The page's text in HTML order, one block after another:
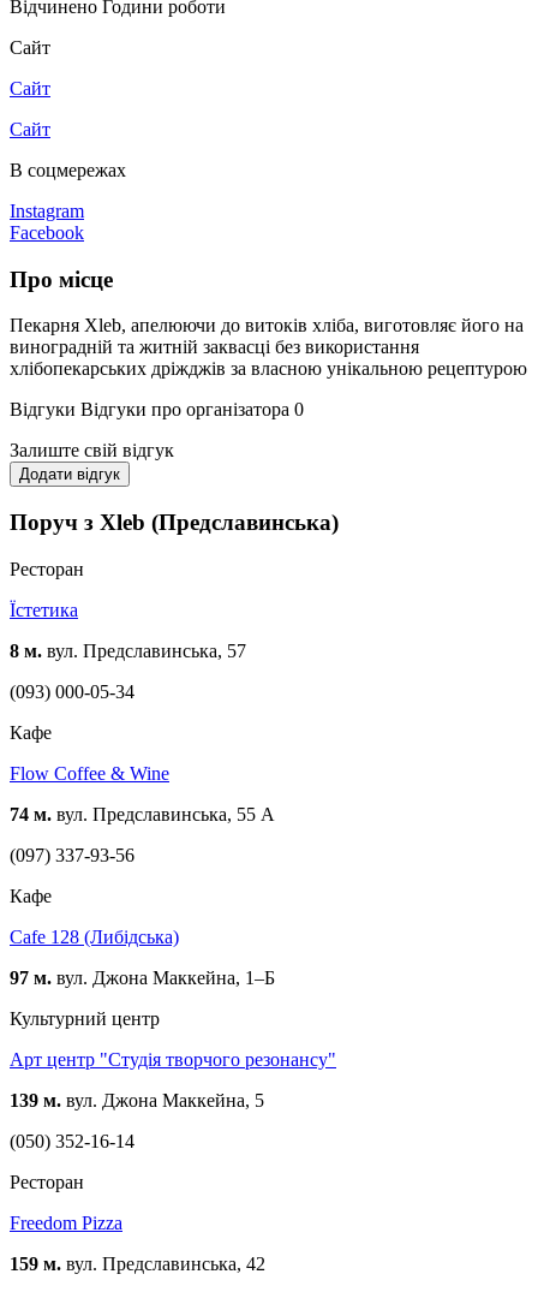
Відчинено Години роботи
Сайт
Сайт
Сайт
В соцмережах
Instagram
Facebook
Про місце
Пекарня Xleb, апелюючи до витоків хліба, виготовляє його на
виноградній та житній заквасці без використання
хлібопекарських дріжджів за власною унікальною рецептурою
Відгуки Відгуки про організатора 0
Залиште свій відгук
Додати відгук
Поруч з Xleb (Предславинська)
Ресторан
Їстетика
8 м. вул. Предславинська, 57
(093) 000-05-34
Кафе
Flow Coffee & Wine
74 м. вул. Предславинська, 55 А
(097) 337-93-56
Кафе
Cafe 128 (Либідська)
97 м. вул. Джона Маккейна, 1–Б
Культурний центр
Арт центр "Студія творчого резонансу"
139 м. вул. Джона Маккейна, 5
(050) 352-16-14
Ресторан
Freedom Pizza
159 м. вул. Предславинська, 42